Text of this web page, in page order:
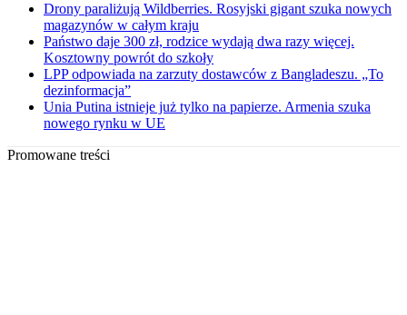
Drony paraliżują Wildberries. Rosyjski gigant szuka nowych
magazynów w całym kraju
Państwo daje 300 zł, rodzice wydają dwa razy więcej.
Kosztowny powrót do szkoły
LPP odpowiada na zarzuty dostawców z Bangladeszu. „To
dezinformacja”
Unia Putina istnieje już tylko na papierze. Armenia szuka
nowego rynku w UE
Promowane treści